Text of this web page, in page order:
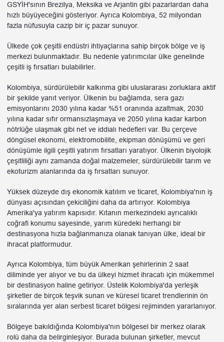
GSYİH'sının Brezilya, Meksika ve Arjantin gibi pazarlardan daha
hızlı büyüyeceğini gösteriyor. Ayrıca Kolombiya, 52 milyondan
fazla nüfusuyla cazip bir iç pazar sunuyor.
Ülkede çok çeşitli endüstri ihtiyaçlarına sahip birçok bölge ve iş
merkezi bulunmaktadır. Bu nedenle yatırımcılar ülke genelinde
çeşitli iş fırsatları bulabilirler.
Kolombiya, sürdürülebilir kalkınma gibi uluslararası zorluklara aktif
bir şekilde yanıt veriyor. Ülkenin bu bağlamda, sera gazı
emisyonlarını 2030 yılına kadar %51 oranında azaltmak, 2030
yılına kadar sıfır ormansızlaşmaya ve 2050 yılına kadar karbon
nötrlüğe ulaşmak gibi net ve iddialı hedefleri var. Bu çerçeve
döngüsel ekonomi, elektromobilite, ekipman dönüşümü ve geri
dönüşümle ilgili çeşitli yatırım fırsatları yaratıyor. Ülkenin biyolojik
çeşitliliği aynı zamanda doğal malzemeler, sürdürülebilir tarım ve
ekoturizm alanlarında da iş fırsatları sunuyor.
Yüksek düzeyde dış ekonomik katılım ve ticaret, Kolombiya'nın iş
dünyası açısından çekiciliğini daha da artırıyor. Kolombiya
Amerika'ya yatırım kapısıdır. Kıtanın merkezindeki ayrıcalıklı
coğrafi konumu sayesinde, yarım küredeki herhangi bir
destinasyona hızla bağlanmanıza olanak tanıyan ülke, ideal bir
ihracat platformudur.
Ayrıca Kolombiya, tüm büyük Amerikan şehirlerinin 2 saat
diliminde yer alıyor ve bu da ülkeyi hizmet ihracatı için mükemmel
bir destinasyon haline getiriyor. Üstelik Kolombiya'da yerleşik
şirketler de birçok teşvik sunan ve küresel ticaret trendlerinin ön
sıralarında yer alan serbest ticaret bölgesi rejiminden yararlanıyor.
Bölgeye bakıldığında Kolombiya'nın bölgesel bir merkez olarak
rolü daha da belirginleşiyor. Burada bulunan şirketler, mevcut